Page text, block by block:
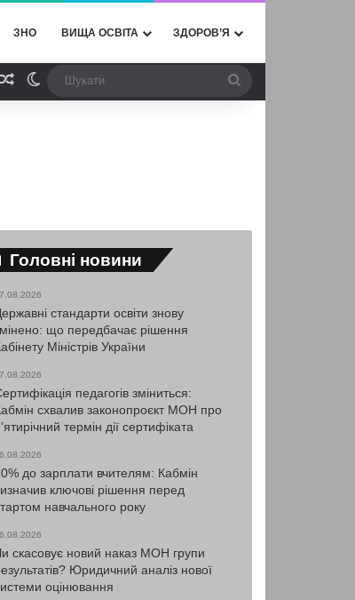
ЗНО ВИЩА ОСВІТА ЗДОРОВ’Я
Випадкова стаття
Switch skin
Головні новини
стандарти освіти знову
що передбачає рішення
Міністрів України
педагогів зміниться:
схвалив законопроєкт МОН про
термін дії сертифіката
до зарплати вчителям: Кабмін
ключові рішення перед
навчального року
скасовує новий наказ МОН групи
Юридичний аналіз нової
оцінювання